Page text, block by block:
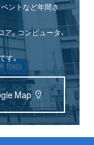
ントなど年間さ
。コンピュータ、
す。
Map